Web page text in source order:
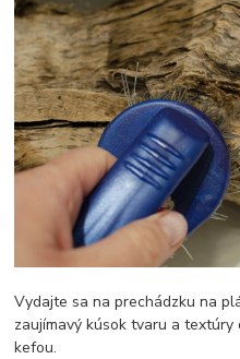
Vydajte sa na prechádzku na
zaujímavý kúsok tvaru a
kefou.